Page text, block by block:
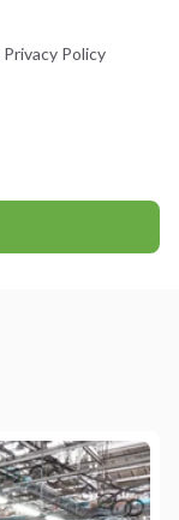
Privacy Policy